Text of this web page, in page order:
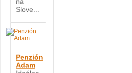
Slove...
Penzión
Adam